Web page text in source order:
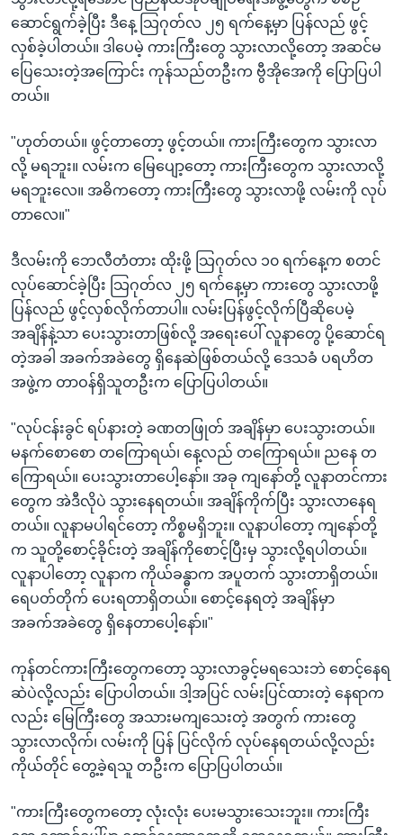
ဆောင်ရွက်ခဲ့ပြီး ဒီနေ့ သြဂုတ်လ ၂၅ ရက်နေ့မှာ ပြန်လည် ဖွင့်
လှစ်ခဲ့ပါတယ်။ ဒါပေမဲ့ ကားကြီးတွေ သွားလာလို့တော့ အဆင်မ
ပြေသေးတဲ့အကြောင်း ကုန်သည်တဦးက ဗွီအိုအေကို ပြောပြပါ
တယ်။
"ဟုတ်တယ်။ ဖွင့်တာတော့ ဖွင့်တယ်။ ကားကြီးတွေက သွားလာ
လို့ မရဘူး။ လမ်းက မြေပျော့တော့ ကားကြီးတွေက သွားလာလို့
မရဘူးလေ။ အဓိကတော့ ကားကြီးတွေ သွားလာဖို့ လမ်းကို လုပ်
တာလေ။"
ဒီလမ်းကို ဘေလီတံတား ထိုးဖို့ သြဂုတ်လ ၁၀ ရက်နေ့က စတင်
လုပ်ဆောင်ခဲ့ပြီး သြဂုတ်လ ၂၅ ရက်နေ့မှာ ကားတွေ သွားလာဖို့
ပြန်လည် ဖွင့်လှစ်လိုက်တာပါ။ လမ်းပြန်ဖွင့်လိုက်ပြီဆိုပေမဲ့
အချိန်နဲ့သာ ပေးသွားတာဖြစ်လို့ အရေးပေါ် လူနာတွေ ပို့ဆောင်ရ
တဲ့အခါ အခက်အခဲတွေ ရှိနေဆဲဖြစ်တယ်လို့ ဒေသခံ ပရဟိတ
အဖွဲ့က တာဝန်ရှိသူတဦးက ပြောပြပါတယ်။
"လုပ်ငန်းခွင် ရပ်နားတဲ့ ခဏတဖြုတ် အချိန်မှာ ပေးသွားတယ်။
မနက်စောစော တကြောရယ်၊ နေ့လည် တကြောရယ်။ ညနေ တ
ကြောရယ်။ ပေးသွားတာပေါ့နော်။ အခု ကျနော်တို့ လူနာတင်ကား
တွေက အဲဒီလိုပဲ သွားနေရတယ်။ အချိန်ကိုက်ပြီး သွားလာနေရ
တယ်။ လူနာမပါရင်တော့ ကိစ္စမရှိဘူး။ လူနာပါတော့ ကျနော်တို့
က သူတို့စောင့်ခိုင်းတဲ့ အချိန်ကိုစောင့်ပြီးမှ သွားလို့ရပါတယ်။
လူနာပါတော့ လူနာက ကိုယ်ခန္ဓာက အပူတက် သွားတာရှိတယ်။
ရေပတ်တိုက် ပေးရတာရှိတယ်။ စောင့်နေရတဲ့ အချိန်မှာ
အခက်အခဲတွေ ရှိနေတာပေါ့နော်။"
ကုန်တင်ကားကြီးတွေကတော့ သွားလာခွင့်မရသေးဘဲ စောင့်နေရ
ဆဲပဲလို့လည်း ပြောပါတယ်။ ဒါ့အပြင် လမ်းပြင်ထားတဲ့ နေရာက
လည်း မြေကြီးတွေ အသားမကျသေးတဲ့ အတွက် ကားတွေ
သွားလာလိုက်၊ လမ်းကို ပြန် ပြင်လိုက် လုပ်နေရတယ်လို့လည်း
ကိုယ်တိုင် တွေ့ခဲ့ရသူ တဦးက ပြောပြပါတယ်။
"ကားကြီးတွေကတော့ လုံးလုံး ပေးမသွားသေးဘူး။ ကားကြီး